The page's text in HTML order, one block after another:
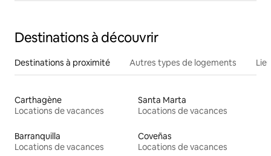
Destinations à découvrir
Destinations à proximité Autres types de logements
Carthagène
Locations de vacances
Santa Marta
Locations de vacances
Barranquilla
Locations de vacances
Coveñas
Locations de vacances